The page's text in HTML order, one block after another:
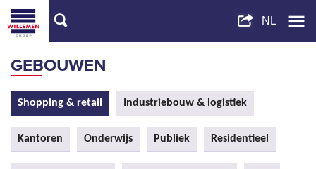
GEBOUWEN
Shopping & retail Industriebouw & logistiek
Kantoren Onderwijs Publiek Residentieel